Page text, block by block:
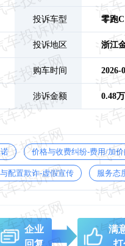
投诉车型 零跑
投诉地区 浙江
购车时间 2026-
涉诉金额 0.48
价格与收费纠纷-费用/加价
配置欺诈-虚假宣传 服务态
企业
满